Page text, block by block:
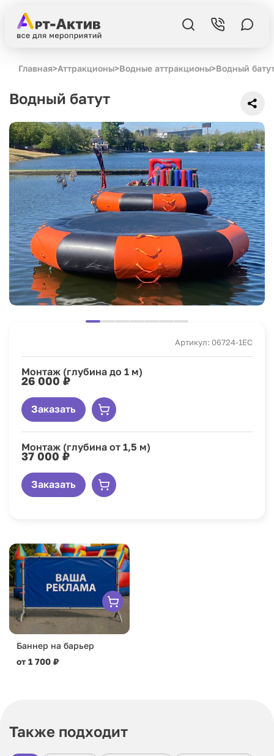
Главная>Аттракционы>Водные аттракционы>Водный
Водный батут
Артикул: 06724-1EC
Монтаж (глубина до 1 м)
26 000 ₽
Заказать
Монтаж (глубина от 1,5 м)
37 000 ₽
Заказать
Баннер на барьер
от 1 700 ₽
Также подходит